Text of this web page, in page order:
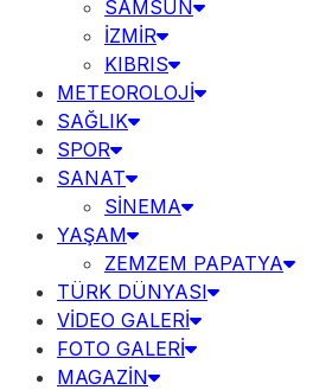
SAMSUN
İZMİR
KIBRIS
METEOROLOJİ
SAĞLIK
SPOR
SANAT
SİNEMA
YAŞAM
ZEMZEM PAPATYA
TÜRK DÜNYASI
VİDEO GALERİ
FOTO GALERİ
MAGAZİN